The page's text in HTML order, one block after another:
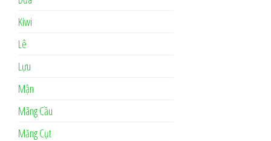
Kiwi
Lê
Lựu
Mận
Mãng Cầu
Măng Cụt